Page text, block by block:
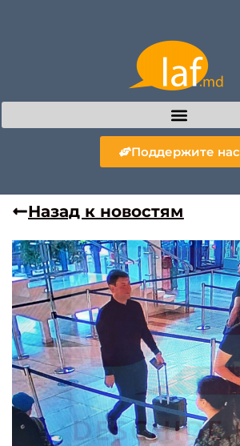
Поддержите нас
Назад к новостям